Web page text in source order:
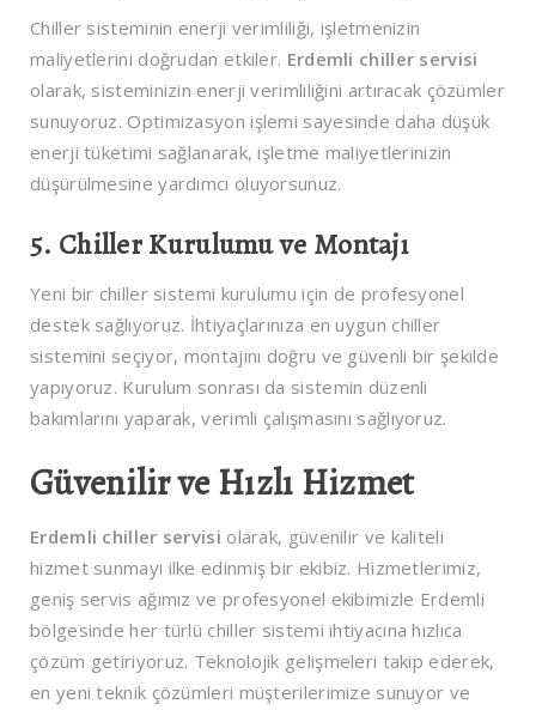
Chiller sisteminin enerji verimliliği, işletmenizin
maliyetlerini doğrudan etkiler. Erdemli chiller servisi
olarak, sisteminizin enerji verimliliğini artıracak çözümler
sunuyoruz. Optimizasyon işlemi sayesinde daha düşük
enerji tüketimi sağlanarak, işletme maliyetlerinizin
düşürülmesine yardımcı oluyorsunuz.
5. Chiller Kurulumu ve Montajı
Yeni bir chiller sistemi kurulumu için de profesyonel
destek sağlıyoruz. İhtiyaçlarınıza en uygun chiller
sistemini seçiyor, montajını doğru ve güvenli bir şekilde
yapıyoruz. Kurulum sonrası da sistemin düzenli
bakımlarını yaparak, verimli çalışmasını sağlıyoruz.
Güvenilir ve Hızlı Hizmet
Erdemli chiller servisi olarak, güvenilir ve kaliteli
hizmet sunmayı ilke edinmiş bir ekibiz. Hizmetlerimiz,
geniş servis ağımız ve profesyonel ekibimizle Erdemli
bölgesinde her türlü chiller sistemi ihtiyacına hızlıca
çözüm getiriyoruz. Teknolojik gelişmeleri takip ederek,
en yeni teknik çözümleri müşterilerimize sunuyor ve